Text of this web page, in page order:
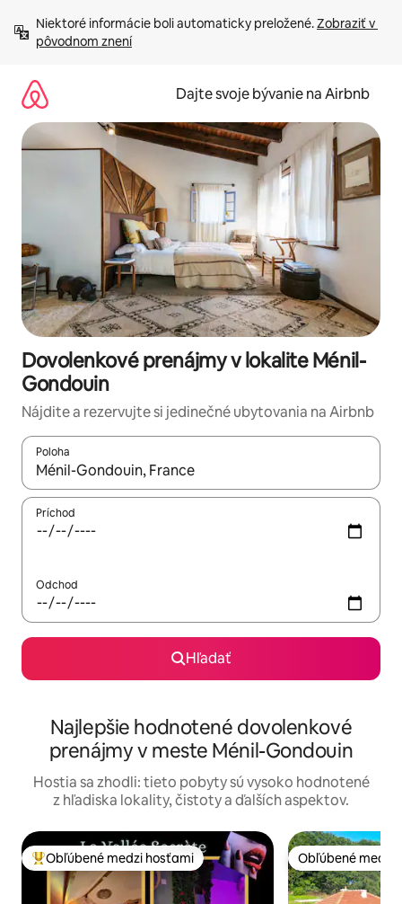
obsah.
Niektoré informácie boli automaticky preložené. Zobraziť v
pôvodnom znení
Dajte svoje bývanie na Airbnb
Dovolenkové prenájmy v lokalite Ménil-
Gondouin
Nájdite a rezervujte si jedinečné ubytovania na Airbnb
Poloha
Keď budú výsledky k dispozícii, môžete si ich prechádzať
Príchod
Odchod
Hľadať
Najlepšie hodnotené dovolenkové
prenájmy v meste Ménil-Gondouin
Hostia sa zhodli: tieto pobyty sú vysoko hodnotené
z hľadiska lokality, čistoty a ďalších aspektov.
Najobľúbenejšie medzi hosťami
Obľúbené medzi hosťami Obľúbené medzi
Obľúbené medzi